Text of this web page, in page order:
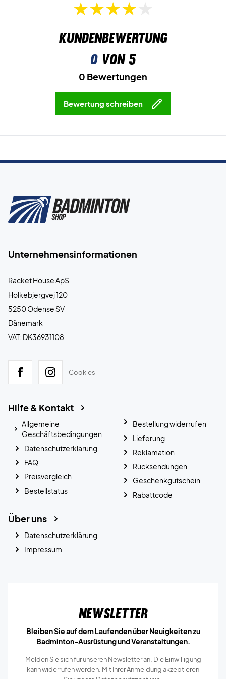
Kundenbewertung
0von 5
0 Bewertungen
Bewertung schreiben
Unternehmensinformationen
Racket House ApS
Holkebjergvej 120
5250 Odense SV
Dänemark
VAT: DK36931108
Cookies
Hilfe & Kontakt
Allgemeine
Geschäftsbedingungen
Datenschutzerklärung
FAQ
Preisvergleich
Bestellstatus
Bestellung widerrufen
Lieferung
Reklamation
Rücksendungen
Geschenkgutschein
Rabattcode
Über uns
Datenschutzerklärung
Impressum
Newsletter
Bleiben Sie auf dem Laufenden über Neuigkeiten zu
Badminton-Ausrüstung und Veranstaltungen.
Melden Sie sich für unseren Newsletter an. Die Einwilligung
kann widerrufen werden. Mit Ihrer Anmeldung akzeptieren